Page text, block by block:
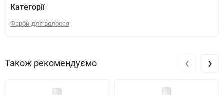
Категорії
Фарби для волосся
Також рекомендуємо ‹ ›